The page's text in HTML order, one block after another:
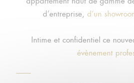
d’entreprise, d’un
Intime et confidentiel ce
évènement